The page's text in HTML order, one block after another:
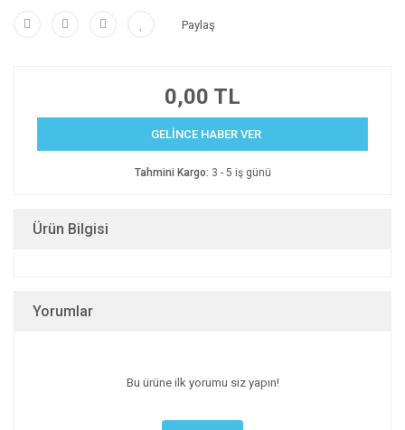
Paylaş
0,00 TL
GELİNCE HABER VER
Tahmini Kargo: 3 - 5 iş günü
Ürün Bilgisi
Yorumlar
Bu ürüne ilk yorumu siz yapın!